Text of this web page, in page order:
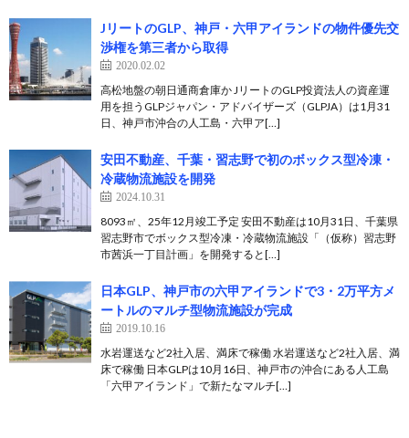
JリートのGLP、神戸・六甲アイランドの物件優先交
渉権を第三者から取得
2020.02.02
高松地盤の朝日通商倉庫か JリートのGLP投資法人の資産運
用を担うGLPジャパン・アドバイザーズ（GLPJA）は1月31
日、神戸市沖合の人工島・六甲ア[…]
安田不動産、千葉・習志野で初のボックス型冷凍・
冷蔵物流施設を開発
2024.10.31
8093㎡、25年12月竣工予定 安田不動産は10月31日、千葉県
習志野市でボックス型冷凍・冷蔵物流施設「（仮称）習志野
市茜浜一丁目計画」を開発すると[…]
日本GLP、神戸市の六甲アイランドで3・2万平方メ
ートルのマルチ型物流施設が完成
2019.10.16
水岩運送など2社入居、満床で稼働 水岩運送など2社入居、満
床で稼働 日本GLPは10月16日、神戸市の沖合にある人工島
「六甲アイランド」で新たなマルチ[…]